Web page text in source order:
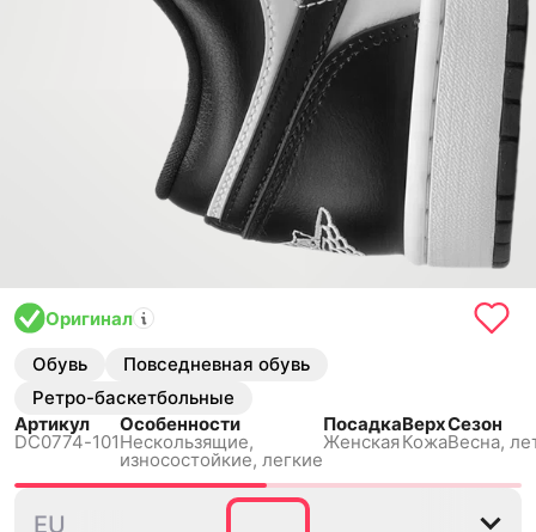
Оригинал
Обувь
Повседневная обувь
Ретро-баскетбольные
Артикул
DC0774-101
Особенности
Нескользящиe,
износостойкие, легкие
Посадка
Женская
Верх
Кожа
Сезон
Весна,
38
EU